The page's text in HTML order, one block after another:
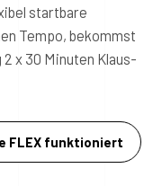
startbare
Tempo, bekommst
2 x 30 Minuten Klaus-
FLEX funktioniert